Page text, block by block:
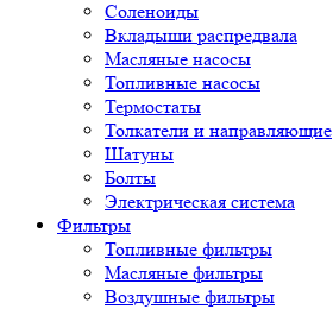
Соленоиды
Вкладыши распредвала
Масляные насосы
Топливные насосы
Термостаты
Толкатели и направляющие
Шатуны
Болты
Электрическая система
Фильтры
Топливные фильтры
Масляные фильтры
Воздушные фильтры